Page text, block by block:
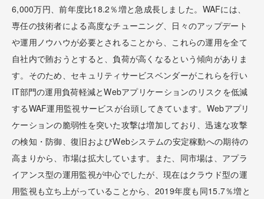
6,000万円、前年度比18.2％増と急成長しました。WAFには、
専任の技術者による高度なチューニング、日々のアップデート
や運用ノウハウが必要とされることから、これらの運用を全て
自社内で賄おうとすると、負荷が高くなるという傾向がありま
す。そのため、セキュリティサービスベンダーがこれらを行い
IT部門の運用負荷軽減とWebアプリケーションのリスクを低減
するWAF運用監視サービスが台頭してきています。Webアプリ
ケーションの脆弱性を突いた攻撃は増加しており、迅速な攻撃
の検知・防御、復旧およびWebシステムの安定稼動への期待の
高まりから、市場は拡大しています。また、同市場は、アプラ
イアンス型の運用監視が中心でしたが、現在はクラウド型の運
用監視も立ち上がっていることから、2019年度も同15.7％増と